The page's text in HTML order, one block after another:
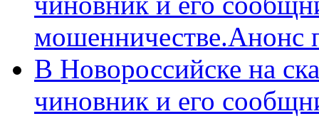
мошенничестве.Анонс
В Новороссийске на
чиновник и его